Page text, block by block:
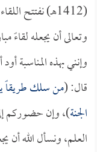
(1412هـ) نفتتح
وتعالى أن يجعله لقاءً
وإنني بهذه المناسبة
قال: (من سلك طريقاً
الجنة)، وإن حضوركم
العلم، ونسأل الله